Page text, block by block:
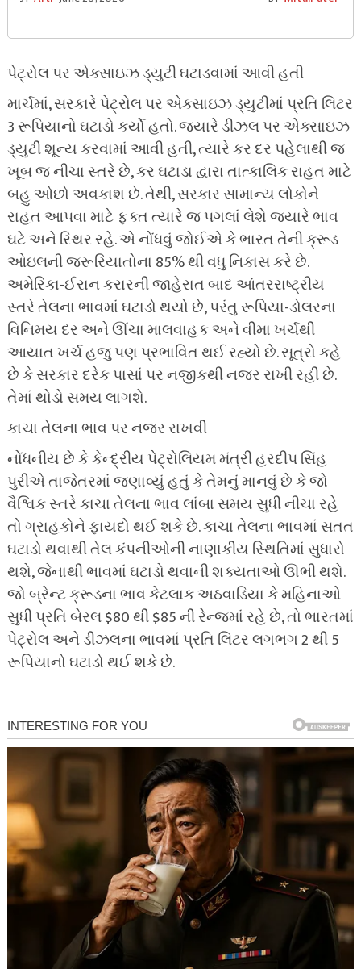
પેટ્રોલ પર એક્સાઇઝ ડ્યુટી ઘટાડવામાં આવી હતી
માર્ચમાં, સરકારે પેટ્રોલ પર એક્સાઇઝ ડ્યુટીમાં પ્રતિ લિટર
3 રૂપિયાનો ઘટાડો કર્યો હતો. જ્યારે ડીઝલ પર એક્સાઇઝ
ડ્યુટી શૂન્ય કરવામાં આવી હતી, ત્યારે કર દર પહેલાથી જ
ખૂબ જ નીચા સ્તરે છે, કર ઘટાડા દ્વારા તાત્કાલિક રાહત માટે
બહુ ઓછો અવકાશ છે. તેથી, સરકાર સામાન્ય લોકોને
રાહત આપવા માટે ફક્ત ત્યારે જ પગલાં લેશે જ્યારે ભાવ
ઘટે અને સ્થિર રહે. એ નોંધવું જોઈએ કે ભારત તેની ક્રૂડ
ઓઇલની જરૂરિયાતોના 85% થી વધુ નિકાસ કરે છે.
અમેરિકા-ઈરાન કરારની જાહેરાત બાદ આંતરરાષ્ટ્રીય
સ્તરે તેલના ભાવમાં ઘટાડો થયો છે, પરંતુ રૂપિયા-ડોલરના
વિનિમય દર અને ઊંચા માલવાહક અને વીમા ખર્ચથી
આયાત ખર્ચ હજુ પણ પ્રભાવિત થઈ રહ્યો છે. સૂત્રો કહે
છે કે સરકાર દરેક પાસાં પર નજીકથી નજર રાખી રહી છે.
તેમાં થોડો સમય લાગશે.
કાચા તેલના ભાવ પર નજર રાખવી
નોંધનીય છે કે કેન્દ્રીય પેટ્રોલિયમ મંત્રી હરદીપ સિંહ
પુરીએ તાજેતરમાં જણાવ્યું હતું કે તેમનું માનવું છે કે જો
વૈશ્વિક સ્તરે કાચા તેલના ભાવ લાંબા સમય સુધી નીચા રહે
તો ગ્રાહકોને ફાયદો થઈ શકે છે. કાચા તેલના ભાવમાં સતત
ઘટાડો થવાથી તેલ કંપનીઓની નાણાકીય સ્થિતિમાં સુધારો
થશે, જેનાથી ભાવમાં ઘટાડો થવાની શક્યતાઓ ઊભી થશે.
જો બ્રેન્ટ ક્રૂડના ભાવ કેટલાક અઠવાડિયા કે મહિનાઓ
સુધી પ્રતિ બેરલ $80 થી $85 ની રેન્જમાં રહે છે, તો ભારતમાં
પેટ્રોલ અને ડીઝલના ભાવમાં પ્રતિ લિટર લગભગ 2 થી 5
રૂપિયાનો ઘટાડો થઈ શકે છે.